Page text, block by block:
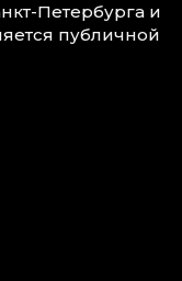
Петербурга и
публичной